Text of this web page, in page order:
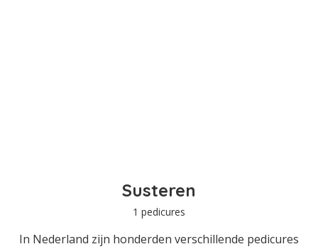
Susteren
1 pedicures
In Nederland zijn honderden verschillende pedicures